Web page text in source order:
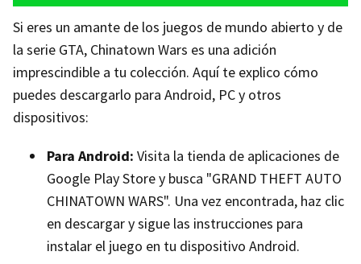
Si eres un amante de los juegos de mundo abierto y de
la serie GTA, Chinatown Wars es una adición
imprescindible a tu colección. Aquí te explico cómo
puedes descargarlo para Android, PC y otros
dispositivos:
Para Android: Visita la tienda de aplicaciones de
Google Play Store y busca "GRAND THEFT AUTO
CHINATOWN WARS". Una vez encontrada, haz clic
en descargar y sigue las instrucciones para
instalar el juego en tu dispositivo Android.